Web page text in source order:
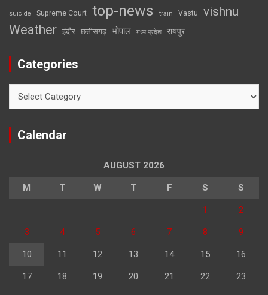
suicide Supreme Court top-news train Vastu vishnu
Weather इंदौर छत्तीसगढ़ भोपाल मध्य प्रदेश रायपुर
Categories
Calendar
AUGUST 2026
M T W T F S S
1 2
3 4 5 6 7 8 9
10 11 12 13 14 15 16
17 18 19 20 21 22 23